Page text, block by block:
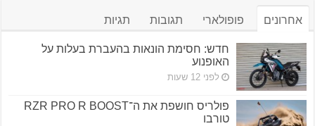
אחרונים פופולארי תגובות תגיות
חדש: חסימת הונאות בהעברת בעלות על
האופנוע
לפני 12 שעות
פולריס חושפת את ה־RZR PRO R BOOST
טורבו